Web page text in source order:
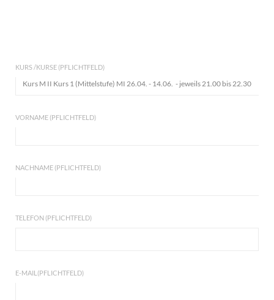
KURS /KURSE (PFLICHTFELD)
VORNAME (PFLICHTFELD)
NACHNAME (PFLICHTFELD)
TELEFON (PFLICHTFELD)
E-MAIL(PFLICHTFELD)